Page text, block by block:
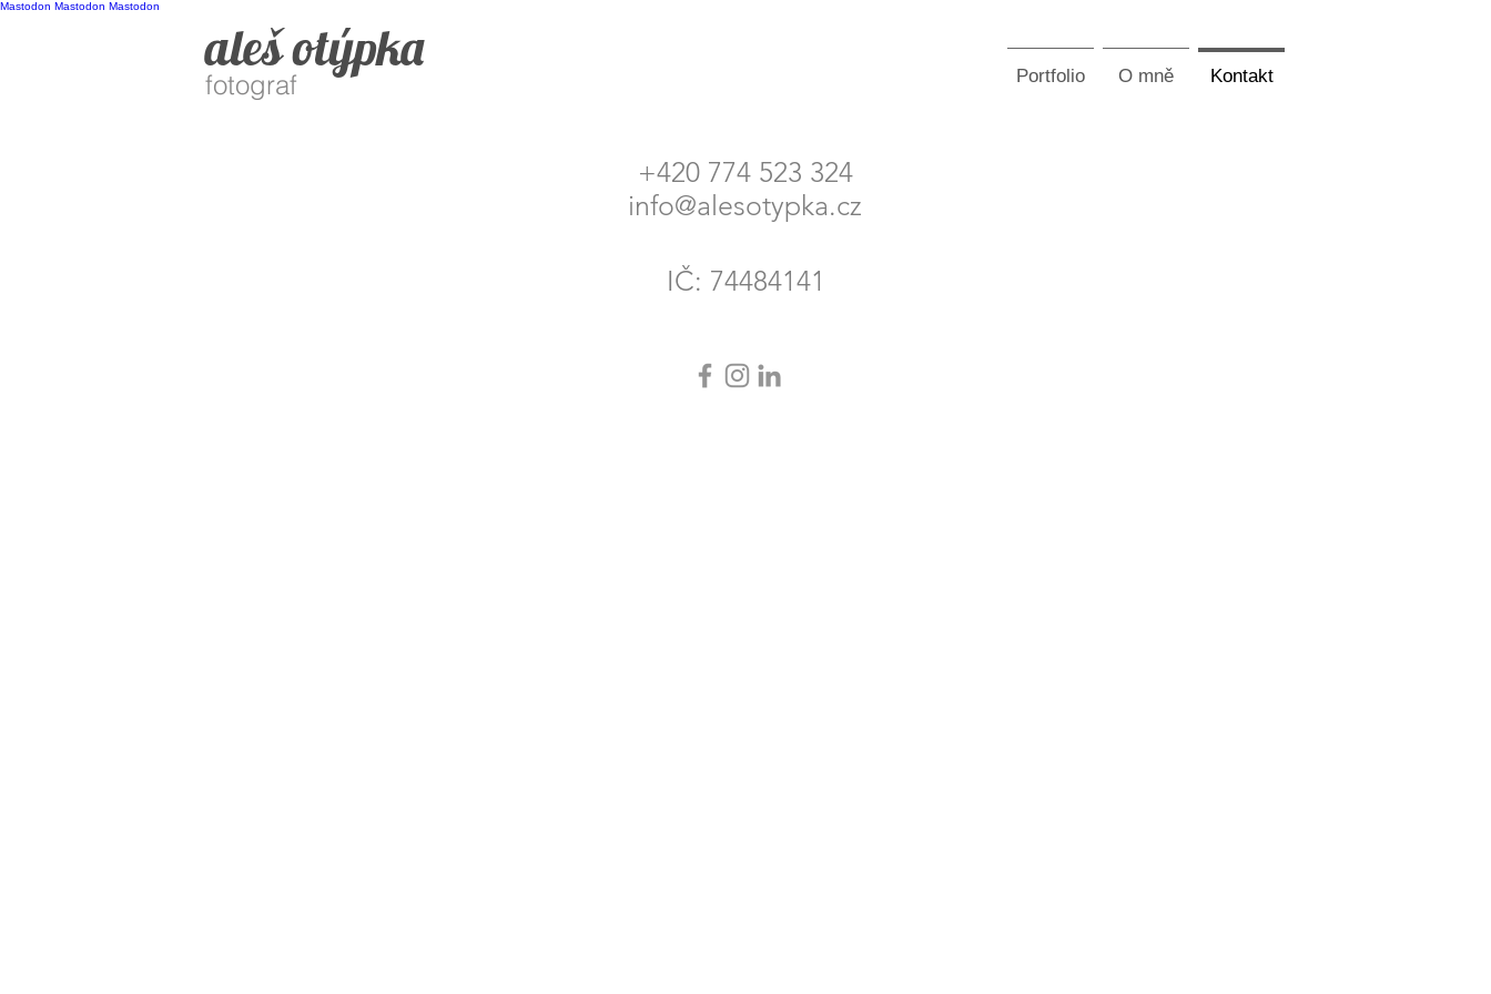
Mastodon Mastodon Mastodon
aleš otýpka
fotograf Portfolio O mně Kontakt
+420 774 523 324
info@alesotypka.cz
IČ: 74484141